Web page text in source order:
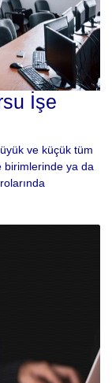
İşe
ve küçük tüm
birimlerinde ya da